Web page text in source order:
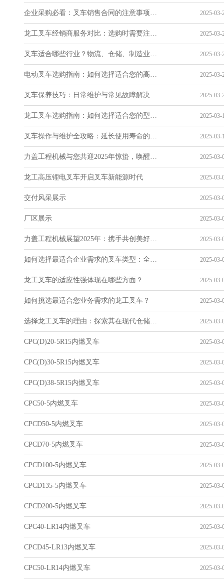
企业采购必看：叉车销售合同的注意事项与售后条款 2025-03-
龙工叉车经销商服务对比：选购时需要注意的关键点 2025-03-
叉车适合哪些行业？物流、仓储、制造业全解析 2025-03-
电动叉车选购指南：如何选择适合您的高效叉车？ 2025-03-
叉车保养技巧：日常维护与常见故障解决方法 2025-03-
龙工叉车选购指南：如何选择适合您的型号？ 2025-03-
叉车操作与维护全攻略：延长使用寿命的关键技巧 2025-03-
力盖工程机械与您共迎2025年惊蛰，唤醒春天的力量 2025-03-
龙工高压锂电叉车开启叉车新能源时代 2025-03-
交付风采展示 2025-03-
厂区展示 2025-03-
力盖工程机械展望2025年：携手共创美好未来 2025-03-
如何选择最适合企业需求的叉车类型：全面指南 2025-03-
龙工叉车的适应性强体现在哪些方面？ 2025-03-
如何挑选最适合您业务需求的龙工叉车？ 2025-03-
选择龙工叉车的理由：探索其在现代仓储中的优势 2025-03-
CPC(D)20-5R15内燃叉车 2025-03-
CPC(D)30-5R15内燃叉车 2025-03-
CPC(D)38-5R15内燃叉车 2025-03-
CPC50-5内燃叉车 2025-03-
CPCD50-5内燃叉车 2025-03-
CPCD70-5内燃叉车 2025-03-
CPCD100-5内燃叉车 2025-03-
CPCD135-5内燃叉车 2025-03-
CPCD200-5内燃叉车 2025-03-
CPC40-LR14内燃叉车 2025-03-
CPCD45-LR13内燃叉车 2025-03-
CPC50-LR14内燃叉车 2025-03-